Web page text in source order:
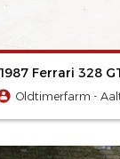
1987 Ferrari 328
Oldtimerfarm -